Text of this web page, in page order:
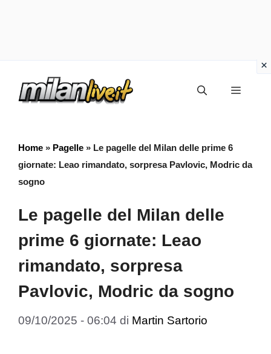
Menu
Home » Pagelle » Le pagelle del Milan delle prime 6
giornate: Leao rimandato, sorpresa Pavlovic, Modric da
sogno
Le pagelle del Milan delle
prime 6 giornate: Leao
rimandato, sorpresa
Pavlovic, Modric da sogno
09/10/2025 - 06:04 di Martin Sartorio